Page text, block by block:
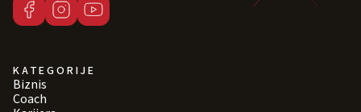
KATEGORIJE
Biznis
Coach